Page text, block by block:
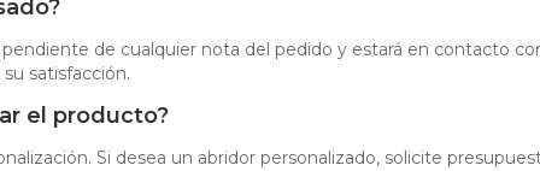
de cualquier nota del pedido y estará en contacto
satisfacción.
el producto?
Si desea un abridor personalizado, solicite